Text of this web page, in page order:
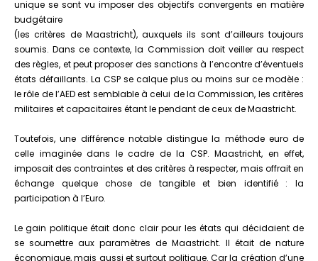
unique se sont vu imposer des objectifs convergents en matière
budgétaire
(les critères de Maastricht), auxquels ils sont d’ailleurs toujours
soumis. Dans ce contexte, la Commission doit veiller au respect
des règles, et peut proposer des sanctions à l’encontre d’éventuels
états défaillants. La CSP se calque plus ou moins sur ce modèle :
le rôle de l’AED est semblable à celui de la Commission, les critères
militaires et capacitaires étant le pendant de ceux de Maastricht.
Toutefois, une différence notable distingue la méthode euro de
celle imaginée dans le cadre de la CSP. Maastricht, en effet,
imposait des contraintes et des critères à respecter, mais offrait en
échange quelque chose de tangible et bien identifié : la
participation à l’Euro.
Le gain politique était donc clair pour les états qui décidaient de
se soumettre aux paramètres de Maastricht. Il était de nature
économique, mais aussi et surtout politique. Car la création d’une